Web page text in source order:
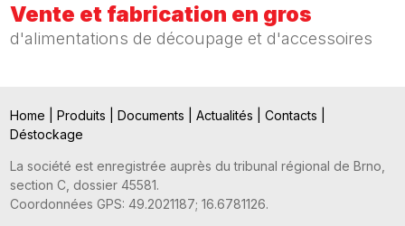
Vente et fabrication en gros
d'alimentations de découpage et d'accessoires
Home Produits Documents Actualités Contacts
Déstockage
La société est enregistrée auprès du tribunal régional de Brno,
section C, dossier 45581.
Coordonnées GPS: 49.2021187; 16.6781126.